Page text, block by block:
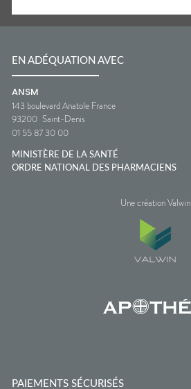
EN ADÉQUATION AVEC
ANSM
143 boulevard Anatole France
93200 Saint-Denis
01 55 87 30 00
MINISTÈRE DE LA SANTÉ
ORDRE NATIONAL DES PHARMACIENS
Une création Valwin
PAIEMENTS SÉCURISÉS